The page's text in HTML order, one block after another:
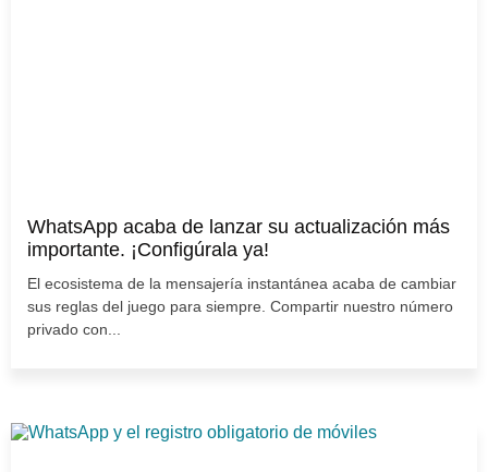
WhatsApp acaba de lanzar su actualización más
importante. ¡Configúrala ya!
El ecosistema de la mensajería instantánea acaba de cambiar
sus reglas del juego para siempre. Compartir nuestro número
privado con...